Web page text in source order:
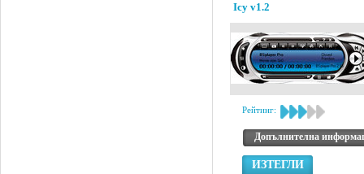
Icy v1.2
Рейтинг:
Допълнителна
ИЗТЕГЛИ